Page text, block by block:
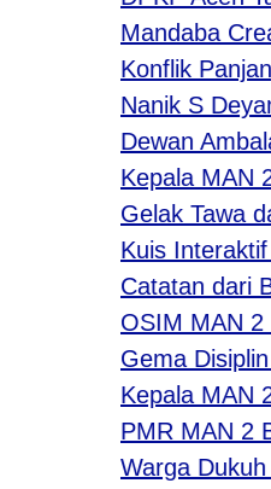
Mandaba
Konflik Panjang
Nanik S
Dewan
Kepala MAN 2
Gelak Tawa
Kuis Interaktif
Catatan dari
OSIM MAN 2
Gema Disiplin
Kepala MAN 2
PMR MAN 2
Warga Dukuh